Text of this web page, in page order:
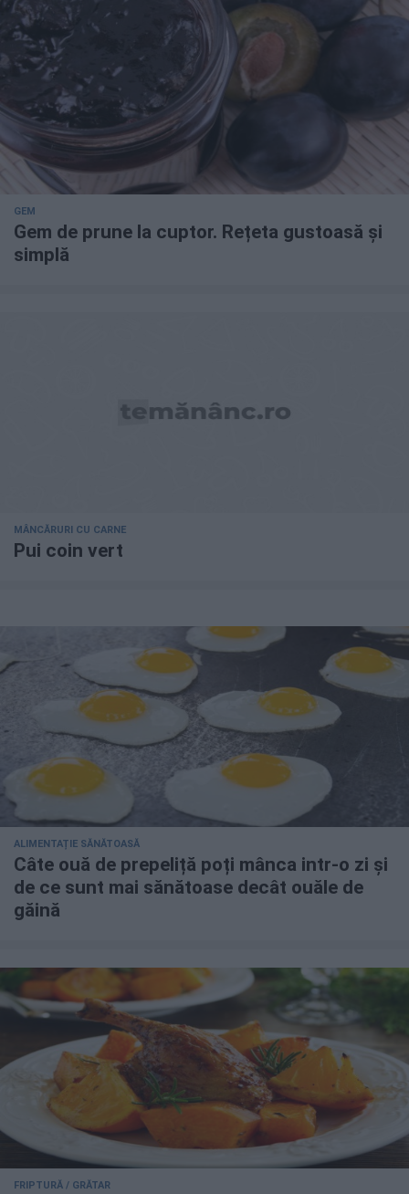
GEM
Gem de prune la cuptor. Rețeta gustoasă și
simplă
MÂNCĂRURI CU CARNE
Pui coin vert
ALIMENTAȚIE SĂNĂTOASĂ
Câte ouă de prepeliță poți mânca intr-o zi și
de ce sunt mai sănătoase decât ouăle de
găină
FRIPTURĂ / GRĂTAR